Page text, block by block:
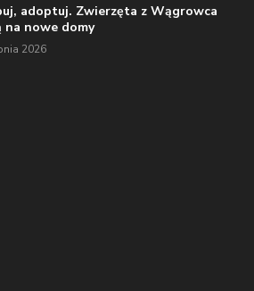
adoptuj. Zwierzęta z Wągrowca
na nowe domy
2026